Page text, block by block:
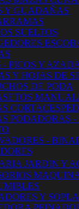
Y GUADAÑAS
SUELTOS
- PICOS Y
Y HOJAS DE
DE PODA
CORTACESPED
PODADORAS -
-
JARDIN Y
Y